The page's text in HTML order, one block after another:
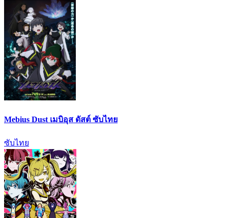
Mebius Dust เมบิอุส ดัสต์ ซับไทย
ซับไทย